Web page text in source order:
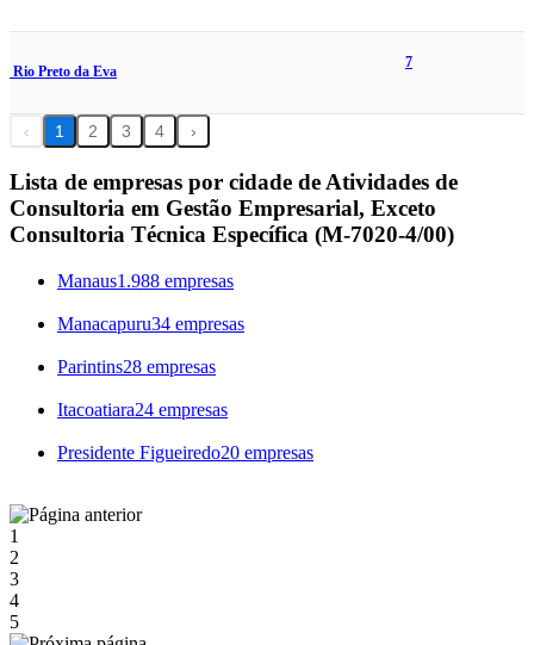
Rio Preto da Eva
7
‹ 1 2 3 4 ›
Lista de empresas por cidade de Atividades de
Consultoria em Gestão Empresarial, Exceto
Consultoria Técnica Específica (M-7020-4/00)
Manaus1.988 empresas
Manacapuru34 empresas
Parintins28 empresas
Itacoatiara24 empresas
Presidente Figueiredo20 empresas
1
2
3
4
5